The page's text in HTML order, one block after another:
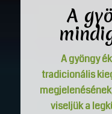
A
A gyöngy
tradicionális
viseljük a